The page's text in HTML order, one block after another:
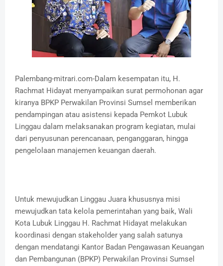
Palembang-mitrari.com-Dalam kesempatan itu, H.
Rachmat Hidayat menyampaikan surat permohonan agar
kiranya BPKP Perwakilan Provinsi Sumsel memberikan
pendampingan atau asistensi kepada Pemkot Lubuk
Linggau dalam melaksanakan program kegiatan, mulai
dari penyusunan perencanaan, penganggaran, hingga
pengelolaan manajemen keuangan daerah.
Untuk mewujudkan Linggau Juara khususnya misi
mewujudkan tata kelola pemerintahan yang baik, Wali
Kota Lubuk Linggau H. Rachmat Hidayat melakukan
koordinasi dengan stakeholder yang salah satunya
dengan mendatangi Kantor Badan Pengawasan Keuangan
dan Pembangunan (BPKP) Perwakilan Provinsi Sumsel